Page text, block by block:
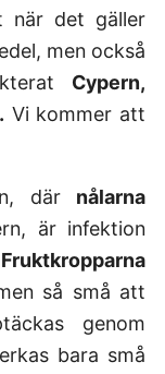
när det gäller
men också
Cypern,
Vi kommer att
där nålarna
är infektion
så små att
genom
bara små